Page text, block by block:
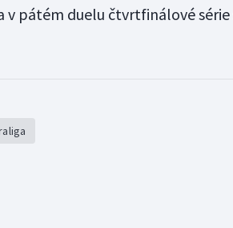
v pátém duelu čtvrtfinálové série